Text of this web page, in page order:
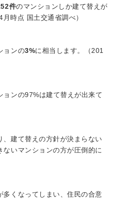
件のマンションしか建て替えが
時点 国土交通省調べ）
ョンの3%に相当します。（201
ンの97%は建て替えが出来て
建て替えの方針が決まらない
いマンションの方が圧倒的に
くなってしまい、住民の合意